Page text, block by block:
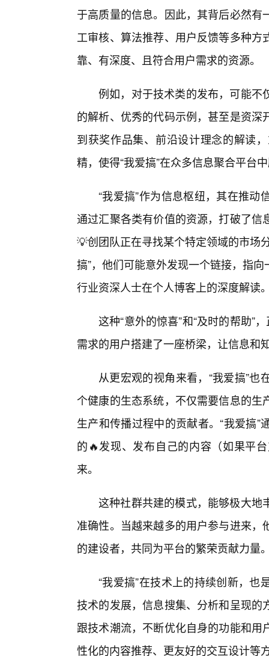
于高质量的信息。因此，其背后必然
工审核、算法推荐、用户反馈等多种
靠、有深度、且符合用户需求的资源。
例如，对于技术类的发布，可能不
的解析、优秀的代码示例，甚至是资
到获奖作品集、前沿设计理念的解读
精，使得“我爱搞”在众多信息聚合平台
“我爱搞”作为信息枢纽，其在推
通过汇聚各类有价值的资源，打破了
💡创团队正在寻找某个特定领域的市场
搞”，他们可能意外发现一个链接，指
行业资深人士在个人博客上的深度解读
这种“意外的惊喜”和“及时的帮助”
需求的用户搭建了一座桥梁，让信息和
从更宏观的视角来看，“我爱搞”
个健康的生态系统，不仅需要信息的
生产和传播过程中的贡献者。“我爱搞
的🔥发现、发布自己的内容（如果平
来。
这种社群共建的模式，能够极大地
准确性。当越来越多的用户参与进来
的建设者，共同为平台的繁荣贡献力量
“我爱搞”在技术上的持续创新，
技术的发展，信息搜集、分析和呈现
跟技术潮流，不断优化自身的功能和
性化的内容推荐、更友好的交互设计等